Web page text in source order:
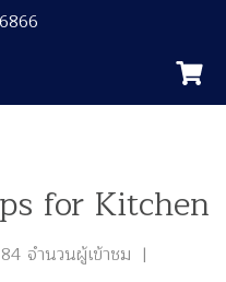
for Kitchen
จำนวนผู้เข้าชม |